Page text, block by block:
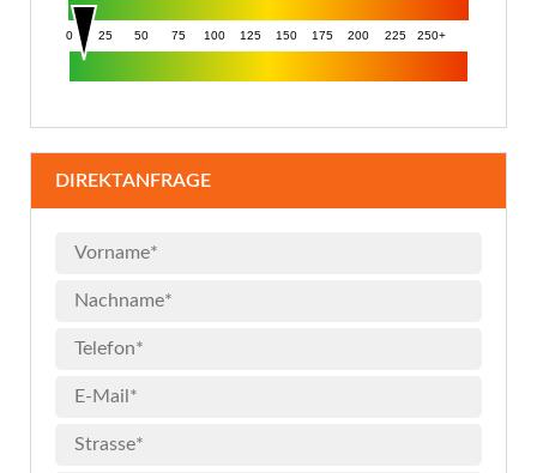
0 25 50 75 100 125 150 175 200 225 250+
DIREKTANFRAGE